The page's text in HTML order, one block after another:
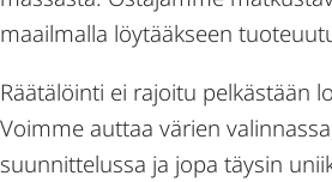
maailmalla löytääkseen
Räätälöinti ei rajoitu pelkästään
Voimme auttaa värien
suunnittelussa ja jopa täysin